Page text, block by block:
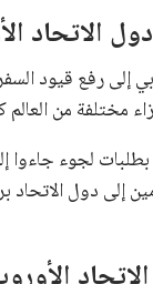
الاتحاد
مختلفة من العالم
لجوء
إلى دول